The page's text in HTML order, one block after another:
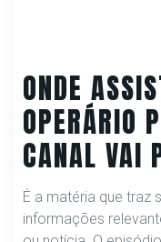
ONDE
OPERÁRIO
CANAL VAI
É a matéria que traz
informações